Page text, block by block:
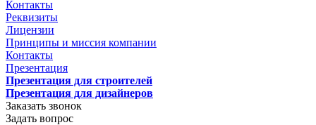
Контакты
Реквизиты
Лицензии
Принципы и миссия компании
Контакты
Презентация
Презентация для строителей
Презентация для дизайнеров
Заказать звонок
Задать вопрос